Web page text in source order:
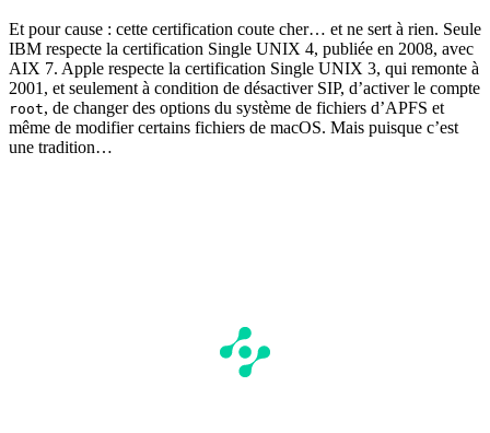
Et pour cause : cette certification coute cher… et ne sert à rien. Seule
IBM respecte la certification Single UNIX 4, publiée en 2008, avec
AIX 7. Apple respecte la certification Single UNIX 3, qui remonte à
2001, et seulement à condition de désactiver SIP, d’activer le compte
root, de changer des options du système de fichiers d’APFS et
même de modifier certains fichiers de macOS. Mais puisque c’est
une tradition…